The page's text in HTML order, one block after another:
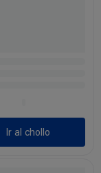
Ir al chollo